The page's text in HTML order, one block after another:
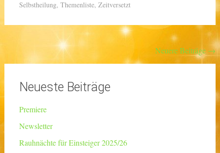
Selbstheilung, Themenliste, Zeitversetzt
Beitragsnavigation Neuere Beiträge→
Neueste Beiträge
Premiere
Newsletter
Rauhnächte für Einsteiger 2025/26